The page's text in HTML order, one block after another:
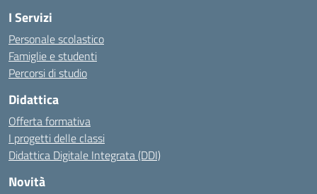
I Servizi
Personale scolastico
Famiglie e studenti
Percorsi di studio
Didattica
Offerta formativa
I progetti delle classi
Didattica Digitale Integrata (DDI)
Novità